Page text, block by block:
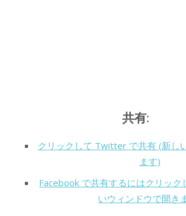
共有:
クリックして Twitter で共有 (新し
ます)
Facebook で共有するにはクリック
いウィンドウで開き